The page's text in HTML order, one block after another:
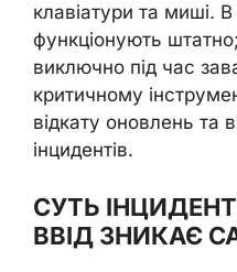
клавіатури та миші.
функціонують
виключно під час
критичному
відкату оновлень та
інцидентів.
СУТЬ
ВВІД ЗНИКАЄ